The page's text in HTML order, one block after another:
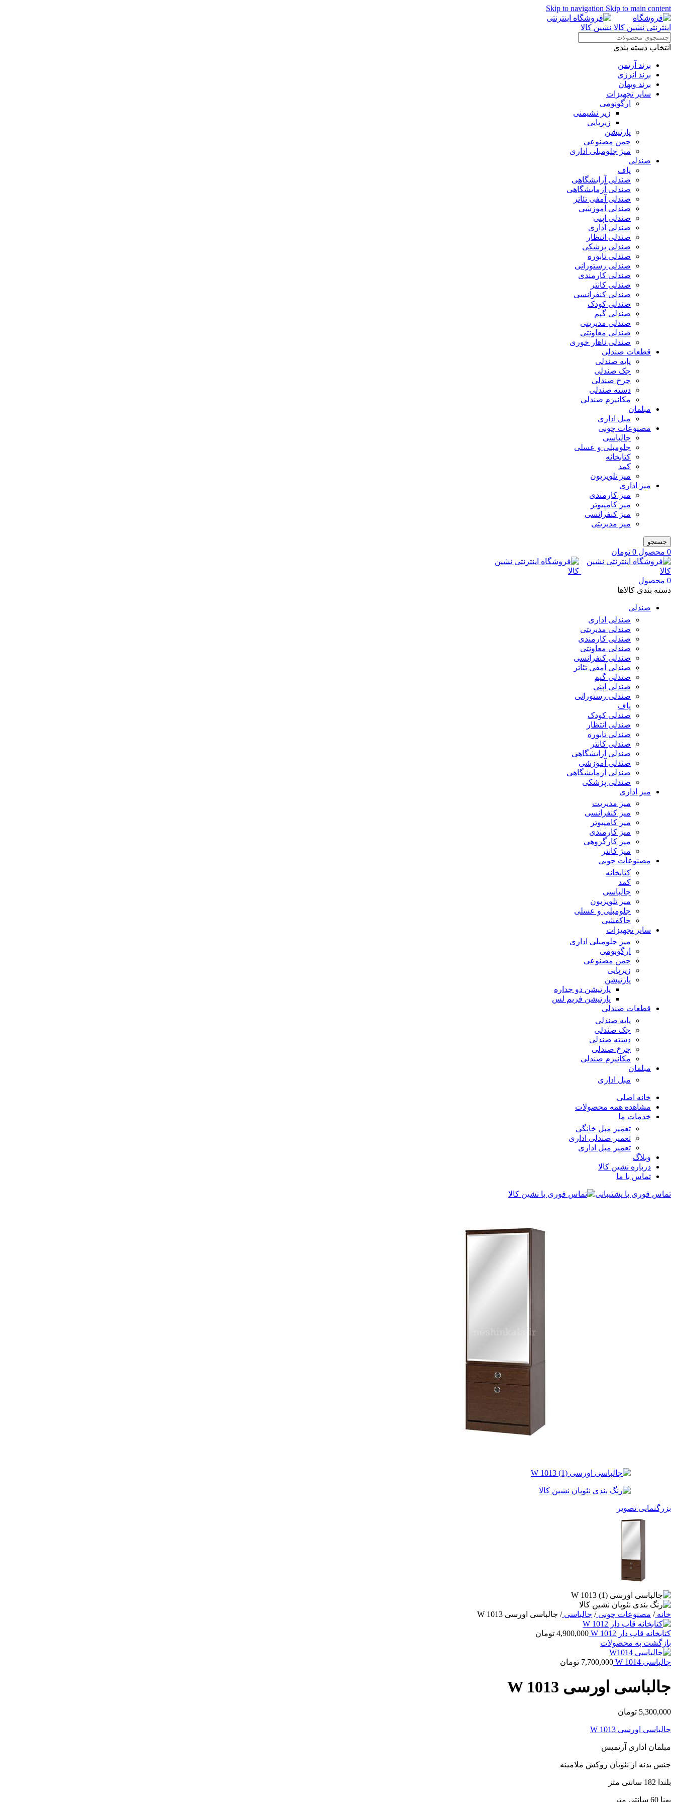
Skip to navigation Skip to main content
انتخاب دسته بندی
برند آرتمن
برند انرژی
برند ویهان
سایر تجهیزات
ارگونومی
زیر نشیمنی
زیرپایی
پارتیشن
چمن مصنوعی
میز جلومبلی اداری
صندلی
پاف
صندلی آرایشگاهی
صندلی آزمایشگاهی
صندلی آمفی تئاتر
صندلی آموزشی
صندلی اپنی
صندلی اداری
صندلی انتظار
صندلی پزشکی
صندلی تابوره
صندلی رستورانی
صندلی کارمندی
صندلی کانتر
صندلی کنفرانسی
صندلی کودک
صندلی گیم
صندلی مدیریتی
صندلی معاونتی
صندلی ناهار خوری
قطعات صندلی
پایه صندلی
جک صندلی
چرخ صندلی
دسته صندلی
مکانیزم صندلی
مبلمان
مبل اداری
مصنوعات چوبی
جالباسی
جلومبلی و عسلی
کتابخانه
کمد
میز تلویزیون
میز اداری
میز کارمندی
میز کامپیوتر
میز کنفرانسی
میز مدیریتی
جستجو
0 محصول 0 تومان
0 محصول
دسته بندی کالاها
صندلی
صندلی اداری
صندلی مدیریتی
صندلی کارمندی
صندلی معاونتی
صندلی کنفرانسی
صندلی آمفی تئاتر
صندلی گیم
صندلی اپنی
صندلی رستورانی
پاف
صندلی کودک
صندلی انتظار
صندلی تابوره
صندلی کانتر
صندلی آرایشگاهی
صندلی آموزشی
صندلی آزمایشگاهی
صندلی پزشکی
میز اداری
میز مدیریت
میز کنفرانسی
میز کامپیوتر
میز کارمندی
میز کارگروهی
میز کانتر
مصنوعات چوبی
کتابخانه
کمد
جالباسی
میز تلویزیون
جلومبلی و عسلی
جاکفشی
سایر تجهیزات
میز جلومبلی اداری
ارگونومی
چمن مصنوعی
زیرپایی
پارتیشن
پارتیشن دو جداره
پارتیشن فریم لس
قطعات صندلی
پایه صندلی
جک صندلی
دسته صندلی
چرخ صندلی
مکانیزم صندلی
مبلمان
مبل اداری
خانه اصلی
مشاهده همه محصولات
خدمات ما
تعمیر مبل خانگی
تعمیر صندلی اداری
تعمیر مبل اداری
وبلاگ
درباره نشین کالا
تماس با ما
تماس فوری با پشتیبانی
بزرگنمایی تصویر
خانه/ مصنوعات چوبی/ جالباسی/ جالباسی اورسی W 1013
کتابخانه قاب دار W 1012 4,900,000 تومان
بازگشت به محصولات
جالباسی W 1014 7,700,000 تومان
جالباسی اورسی W 1013
5,300,000 تومان
جالباسی اورسی W 1013
مبلمان اداری آرتمیس
جنس بدنه از نئوپان روکش ملامینه
بلندا 182 سانتی متر
پهنا 60 سانتی متر